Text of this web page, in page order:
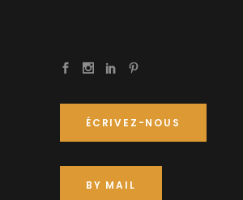
ÉCRIVEZ-NOUS
BY MAIL